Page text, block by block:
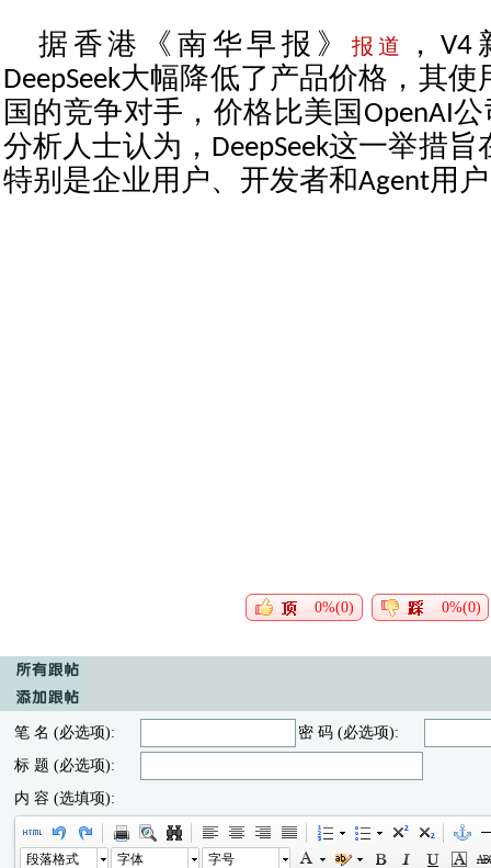
据香港《南华早报》 报道
，
DeepSeek大幅降低了产品价格，其
国的竞争对手，价格比美国OpenAI
分析人士认为，DeepSeek这一举措
特别是企业用户、开发者和Agent用
0%(0) 0%(0)
笔 名 (必选项):
密 码 (必选项):
标 题 (必选项):
内 容 (选填项):
段落格式 字体 字号